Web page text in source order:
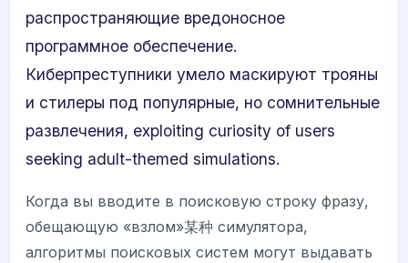
распространяющие вредоносное
программное обеспечение.
Киберпреступники умело маскируют трояны
и стилеры под популярные, но сомнительные
развлечения, exploiting curiosity of users
seeking adult-themed simulations.
Когда вы вводите в поисковую строку фразу,
обещающую «взлом»某种 симулятора,
алгоритмы поисковых систем могут выдавать